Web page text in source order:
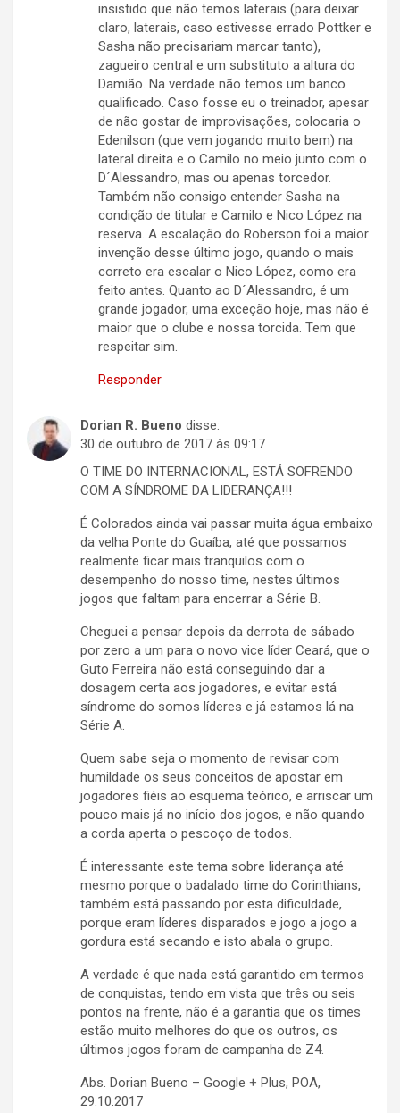
insistido que não temos laterais (para deixar
claro, laterais, caso estivesse errado Pottker e
Sasha não precisariam marcar tanto),
zagueiro central e um substituto a altura do
Damião. Na verdade não temos um banco
qualificado. Caso fosse eu o treinador, apesar
de não gostar de improvisações, colocaria o
Edenilson (que vem jogando muito bem) na
lateral direita e o Camilo no meio junto com o
D´Alessandro, mas ou apenas torcedor.
Também não consigo entender Sasha na
condição de titular e Camilo e Nico López na
reserva. A escalação do Roberson foi a maior
invenção desse último jogo, quando o mais
correto era escalar o Nico López, como era
feito antes. Quanto ao D´Alessandro, é um
grande jogador, uma exceção hoje, mas não é
maior que o clube e nossa torcida. Tem que
respeitar sim.
Responder
Dorian R. Bueno disse:
30 de outubro de 2017 às 09:17
O TIME DO INTERNACIONAL, ESTÁ SOFRENDO
COM A SÍNDROME DA LIDERANÇA!!!
É Colorados ainda vai passar muita água embaixo
da velha Ponte do Guaíba, até que possamos
realmente ficar mais tranqüilos com o
desempenho do nosso time, nestes últimos
jogos que faltam para encerrar a Série B.
Cheguei a pensar depois da derrota de sábado
por zero a um para o novo vice líder Ceará, que o
Guto Ferreira não está conseguindo dar a
dosagem certa aos jogadores, e evitar está
síndrome do somos líderes e já estamos lá na
Série A.
Quem sabe seja o momento de revisar com
humildade os seus conceitos de apostar em
jogadores fiéis ao esquema teórico, e arriscar um
pouco mais já no início dos jogos, e não quando
a corda aperta o pescoço de todos.
É interessante este tema sobre liderança até
mesmo porque o badalado time do Corinthians,
também está passando por esta dificuldade,
porque eram líderes disparados e jogo a jogo a
gordura está secando e isto abala o grupo.
A verdade é que nada está garantido em termos
de conquistas, tendo em vista que três ou seis
pontos na frente, não é a garantia que os times
estão muito melhores do que os outros, os
últimos jogos foram de campanha de Z4.
Abs. Dorian Bueno – Google + Plus, POA,
29.10.2017